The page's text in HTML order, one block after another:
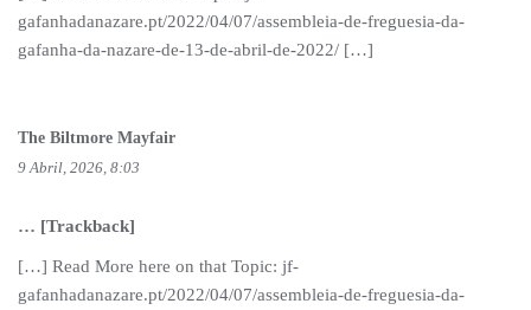
gafanhadanazare.pt/2022/04/07/assembleia-de-freguesia-da-
gafanha-da-nazare-de-13-de-abril-de-2022/ […]
The Biltmore Mayfair
9 Abril, 2026, 8:03
… [Trackback]
[…] Read More here on that Topic: jf-
gafanhadanazare.pt/2022/04/07/assembleia-de-freguesia-da-